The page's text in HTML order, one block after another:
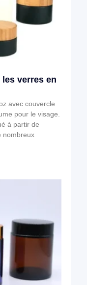
verres en
avec couvercle
pour le visage.
à partir de
nombreux